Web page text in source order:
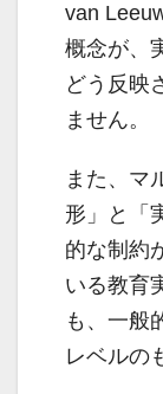
van
概念が、
どう反映
ません。
また、マ
形」と「
的な制約
いる教育
も、一般
レベルの